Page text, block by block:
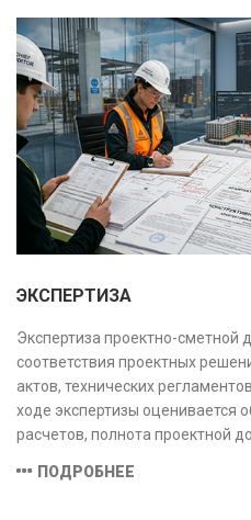
качества строительства,
оценки рисков и
Результатом является
заключение, имеющее
ЭКСПЕРТИЗА
Экспертиза проектно-сметной
соответствия проектных
актов, технических
ходе экспертизы оценивается
расчетов, полнота проектной
предотвратить ошибки на
ПОДРОБНЕЕ